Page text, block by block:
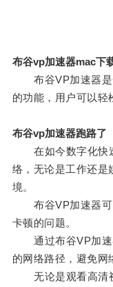
布谷vp加速器mac下
布谷VP加速器是
的功能，用户可以轻
布谷vp加速器跑路了
在如今数字化快速
络，无论是工作还是
境。
布谷VP加速器可
卡顿的问题。
通过布谷VP加速
的网络路径，避免网
无论是观看高清视